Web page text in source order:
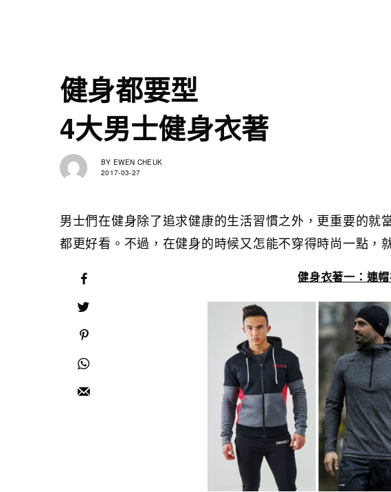
健身都要型
4大男士健身衣著
BY EWEN CHEUK
2017-03-27
男士們在健身除了追求健康的生活習慣之外，更重要的就
都更好看。不過，在健身的時候又怎能不穿得時尚一點，
健身衣著一：連